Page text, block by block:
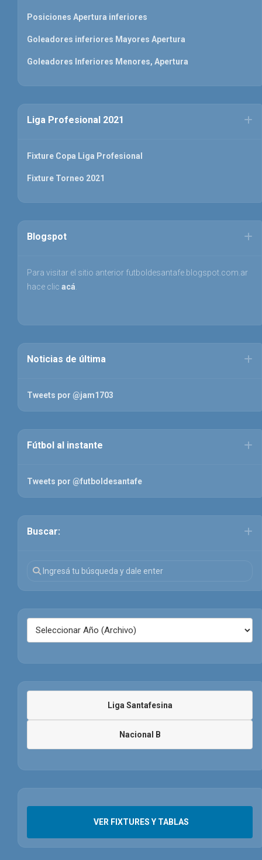
Posiciones Apertura inferiores
Goleadores inferiores Mayores Apertura
Goleadores Inferiores Menores, Apertura
Liga Profesional 2021
Fixture Copa Liga Profesional
Fixture Torneo 2021
Blogspot
Para visitar el sitio anterior futboldesantafe.blogspot.com.ar
hace clic acá
Noticias de última
Tweets por @jam1703
Fútbol al instante
Tweets por @futboldesantafe
Buscar:
Liga Santafesina
Nacional B
VER FIXTURES Y TABLAS